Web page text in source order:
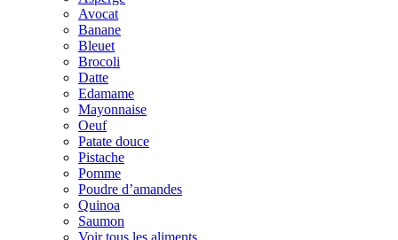
Avocat
Banane
Bleuet
Brocoli
Datte
Edamame
Mayonnaise
Oeuf
Patate douce
Pistache
Pomme
Poudre d’amandes
Quinoa
Saumon
Voir tous les aliments